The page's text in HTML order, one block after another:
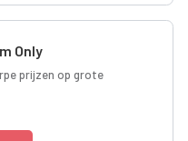
Only
prijzen op grote